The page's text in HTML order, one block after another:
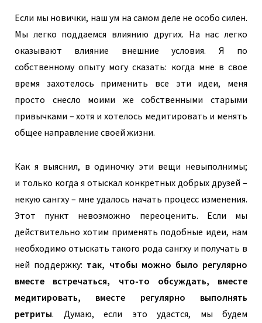
Если мы новички, наш ум на самом деле не особо силен.
Мы легко поддаемся влиянию других. На нас легко
оказывают влияние внешние условия. Я по
собственному опыту могу сказать: когда мне в свое
время захотелось применить все эти идеи, меня
просто снесло моими же собственными старыми
привычками – хотя и хотелось медитировать и менять
общее направление своей жизни.
Как я выяснил, в одиночку эти вещи невыполнимы;
и только когда я отыскал конкретных добрых друзей –
некую сангху – мне удалось начать процесс изменения.
Этот пункт невозможно переоценить. Если мы
действительно хотим применять подобные идеи, нам
необходимо отыскать такого рода сангху и получать в
ней поддержку: так, чтобы можно было регулярно
вместе встречаться, что-то обсуждать, вместе
медитировать, вместе регулярно выполнять
ретриты. Думаю, если это удастся, мы будем